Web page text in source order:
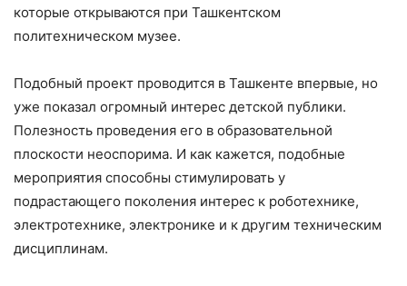
которые открываются при Ташкентском
политехническом музее.
Подобный проект проводится в Ташкенте впервые, но
уже показал огромный интерес детской публики.
Полезность проведения его в образовательной
плоскости неоспорима. И как кажется, подобные
мероприятия способны стимулировать у
подрастающего поколения интерес к роботехнике,
электротехнике, электронике и к другим техническим
дисциплинам.